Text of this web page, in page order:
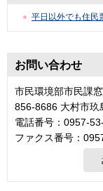
平日以外でも住民
お問い合わせ
市民環境部市民課
856-8686 大村市玖
電話番号：0957-
ファクス番号：